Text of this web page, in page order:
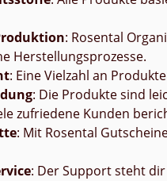
: Rosental
Herstellungsprozesse.
: Eine Vielzahl an
: Die Produkte sind
zufriedene Kunden
: Mit Rosental
: Der Support steht